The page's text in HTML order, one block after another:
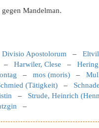
Mandelman.
Divisio Apostolorum –
– Harwiler, Clese –
– mos (moris) –
(Tätigkeit) –
– Strude, Heinrich
–